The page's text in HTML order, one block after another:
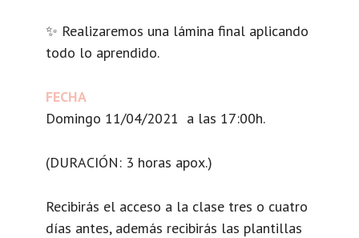
✨ Realizaremos una lámina final aplicando
todo lo aprendido.
FECHA
Domingo 11/04/2021 a las 17:00h.
(DURACIÓN: 3 horas apox.)
Recibirás el acceso a la clase tres o cuatro
días antes, además recibirás las plantillas